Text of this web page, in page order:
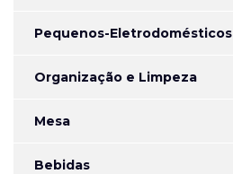
Pequenos-Eletrodomésticos
Organização e Limpeza
Mesa
Bebidas